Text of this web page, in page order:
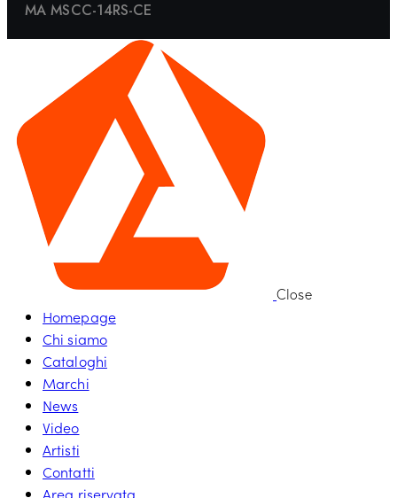
MA MSCC-14RS-CE
Close
Homepage
Chi siamo
Cataloghi
Marchi
News
Video
Artisti
Contatti
Area riservata